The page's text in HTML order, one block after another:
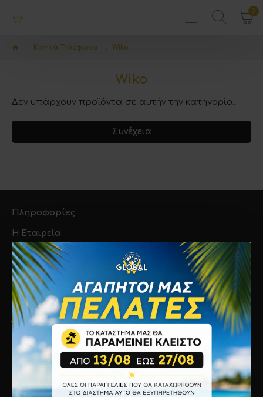
0
Κινητά Τηλέφωνα Wiko
Wiko
Δεν υπάρχουν προϊόντα σε αυτήν την κατηγορία.
Συνέχεια
Πληροφορίες
Η Εταιρεία
Τρόποι Αποστολής
Τρόποι Πληρωμής
Πολιτική Απορρήτου
Πολιτική Cookies
Όροι Χρήσης
Εξυπηρέτηση
Επικοινωνία
Επιστροφές